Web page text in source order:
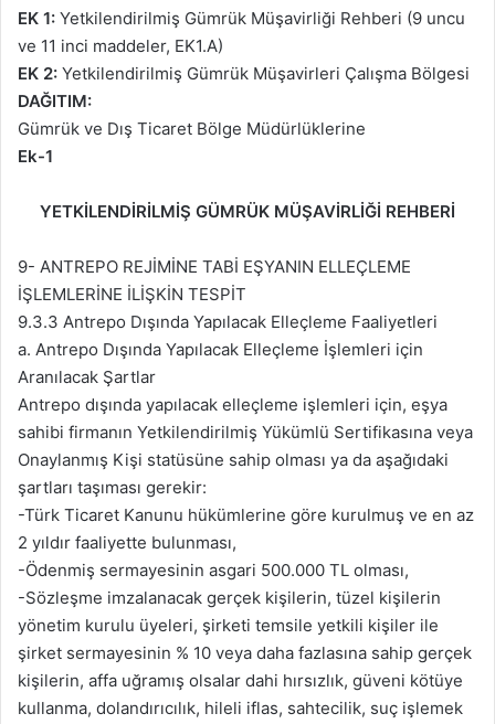
EK 1: Yetkilendirilmiş Gümrük Müşavirliği Rehberi (9 uncu
ve 11 inci maddeler, EK1.A)
EK 2: Yetkilendirilmiş Gümrük Müşavirleri Çalışma Bölgesi
DAĞITIM:
Gümrük ve Dış Ticaret Bölge Müdürlüklerine
Ek-1
YETKİLENDİRİLMİŞ GÜMRÜK MÜŞAVİRLİĞİ REHBERİ
9- ANTREPO REJİMİNE TABİ EŞYANIN ELLEÇLEME
İŞLEMLERİNE İLİŞKİN TESPİT
9.3.3 Antrepo Dışında Yapılacak Elleçleme Faaliyetleri
a. Antrepo Dışında Yapılacak Elleçleme İşlemleri için
Aranılacak Şartlar
Antrepo dışında yapılacak elleçleme işlemleri için, eşya
sahibi firmanın Yetkilendirilmiş Yükümlü Sertifikasına veya
Onaylanmış Kişi statüsüne sahip olması ya da aşağıdaki
şartları taşıması gerekir:
-Türk Ticaret Kanunu hükümlerine göre kurulmuş ve en az
2 yıldır faaliyette bulunması,
-Ödenmiş sermayesinin asgari 500.000 TL olması,
-Sözleşme imzalanacak gerçek kişilerin, tüzel kişilerin
yönetim kurulu üyeleri, şirketi temsile yetkili kişiler ile
şirket sermayesinin % 10 veya daha fazlasına sahip gerçek
kişilerin, affa uğramış olsalar dahi hırsızlık, güveni kötüye
kullanma, dolandırıcılık, hileli iflas, sahtecilik, suç işlemek